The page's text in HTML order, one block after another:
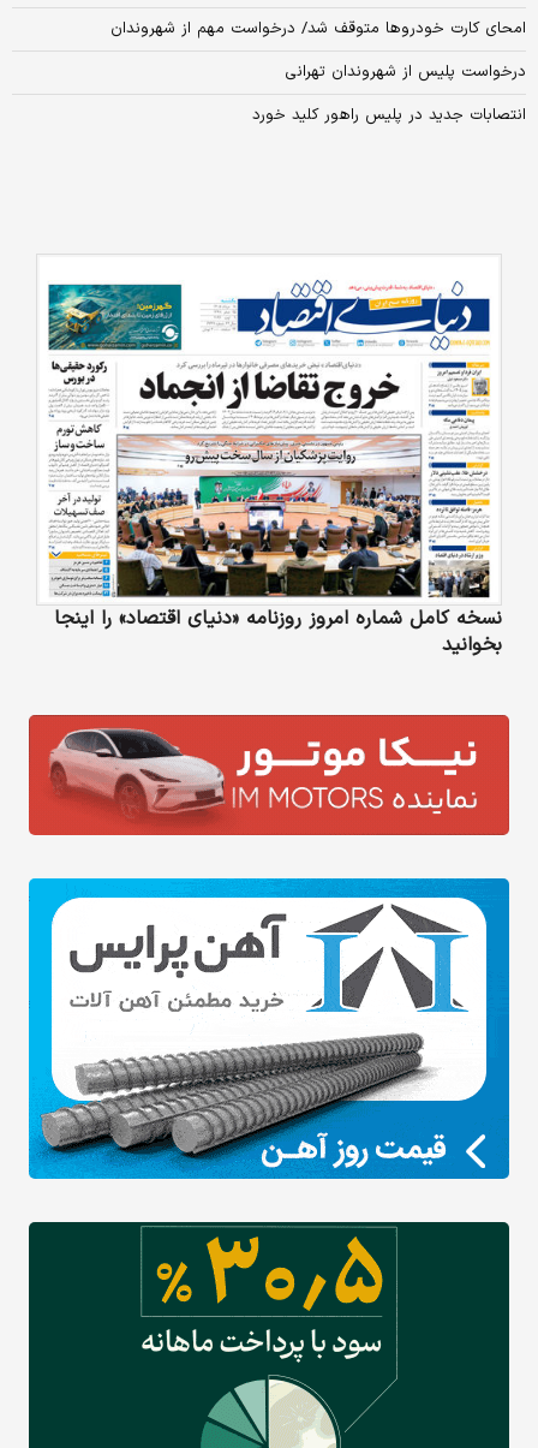
امحای کارت‌ خودروها متوقف شد/ درخواست مهم از شهروندان
درخواست پلیس از شهروندان تهرانی
انتصابات جدید در پلیس راهور کلید خورد
نسخه کامل شماره امروز روزنامه «دنیای‌ اقتصاد» را اینجا
بخوانید